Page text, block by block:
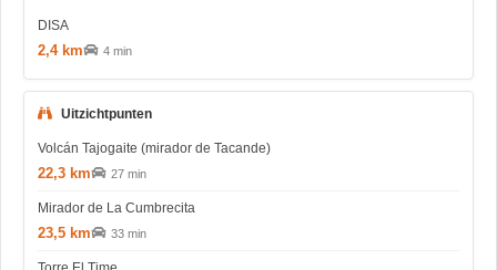
DISA
2,4 km 4 min
Uitzichtpunten
Volcán Tajogaite (mirador de Tacande)
22,3 km 27 min
Mirador de La Cumbrecita
23,5 km 33 min